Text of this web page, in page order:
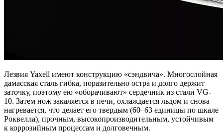
Лезвия Yaxell имеют конструкцию «сэндвича». Многослойная
дамасская сталь гибка, поразительно остра и долго держит
заточку, поэтому ею «оборачивают» сердечник из стали VG-
10. Затем нож закаляется в печи, охлаждается льдом и снова
нагревается, что делает его твердым (60–63 единицы по шкале
Роквелла), прочным, высокопроизводительным, устойчивым
к коррозийным процессам и долговечным.